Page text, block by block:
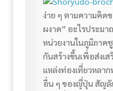
ง่าย ๆ ตามความคิด
ผงาด” อะไรประมา
หน่วยงานในภูมิภาค
กันสร้างขึ้นเพื่อส่งเ
แหล่งท่องเที่ยวหลา
อื่น ๆ ของญี่ปุ่น สัญลั